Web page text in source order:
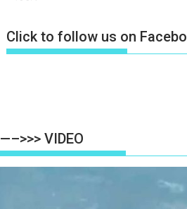
Click to follow us on
—–>>> VIDEO